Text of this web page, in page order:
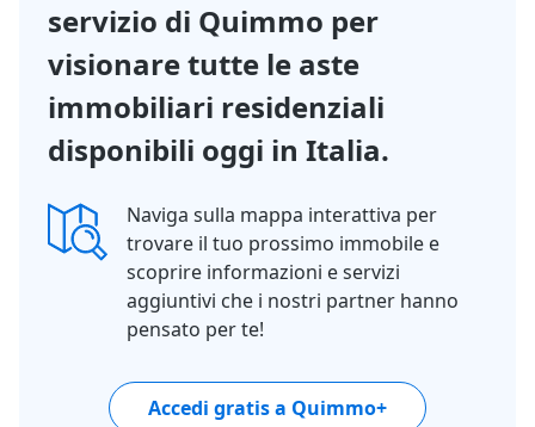
servizio di Quimmo per
visionare tutte le aste
immobiliari residenziali
disponibili oggi in Italia.
Naviga sulla mappa interattiva per
trovare il tuo prossimo immobile e
scoprire informazioni e servizi
aggiuntivi che i nostri partner hanno
pensato per te!
Accedi gratis a Quimmo+